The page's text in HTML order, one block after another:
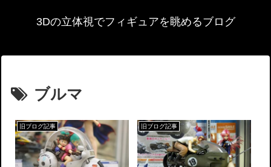
3Dの立体視でフィギュアを眺めるブログ
ブルマ
旧ブログ記事 旧ブログ記事